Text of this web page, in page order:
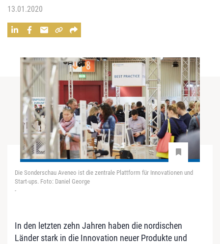
13.01.2020
Die Sonderschau Aveneo ist die zentrale Plattform für Innovationen und
Start-ups. Foto: Daniel George
-
In den letzten zehn Jahren haben die nordischen
Länder stark in die Innovation neuer Produkte und